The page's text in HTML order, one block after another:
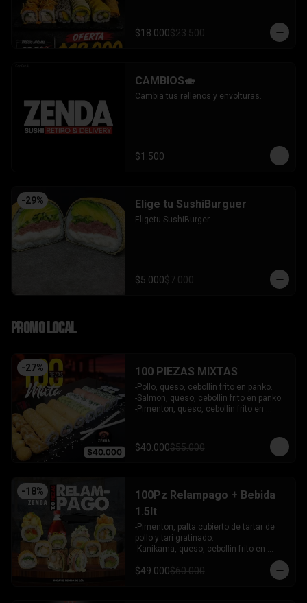
wantan.
-kanikama, palta envuelto en sesamo.
gratinado.
+ 2 arrollado primavera.
$18.000$23.500
CAMBIOS🍣
Cambia tus rellenos y envolturas.
$1.500
-29% Elige tu SushiBurguer
Eligetu SushiBurger
$5.000$7.000
PROMO LOCAL
-27% 100 PIEZAS MIXTAS
-Pollo, queso, cebollin frito en panko.
-Salmon, queso, cebollin frito en panko.
-Pimenton, queso, cebollin frito en
-Camaron furai, queso, cebollin
envuelto en palta.
salmon.
-Hosomaki de kanikama.
- 5 Gyosas fritas + 5 bolitas de queso.
INCLUYE: 6 SALSAS - 5 PALITOS
$40.000$55.000
-18%
100Pz Relampago + Bebida
1.5lt
-Pimenton, palta cubierto de tartar de
pollo y tari gratinado.
-Kanikama, queso, cebollin frito en
-Pollo, queso, cebollin frito en panko.
-Pollo, palta env en queso y bañado en
$49.000$60.000